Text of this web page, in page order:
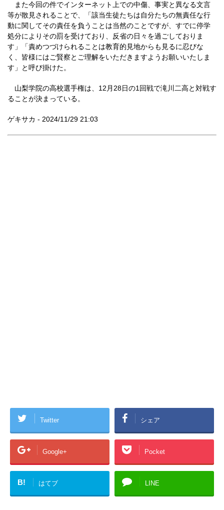
また今回の件でインターネット上での中傷、事実と異なる文言
等が散見されることで、「該当生徒たちは自分たちの無責任な行
動に関してその責任を負うことは当然のことですが、すでに停学
処分によりその罰を受けており、反省の日々を過ごしておりま
す」「責めつづけられることは教育的見地からも見るに忍びな
く、皆様にはご賢察とご理解をいただきますようお願いいたしま
す」と呼び掛けた。
山梨学院の高校選手権は、12月28日の1回戦で滝川二高と対戦す
ることが決まっている。
ゲキサカ - 2024/11/29 21:03
Twitter シェア
Google+ Pocket
B! はてブ LINE